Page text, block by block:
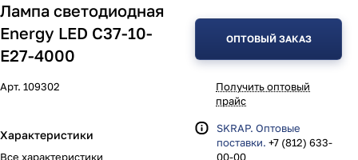
Лампа светодиодная
Energy LED С37-10-
E27-4000
Арт. 109302
Характеристики
Все характеристики
ОПТОВЫЙ ЗАКАЗ
Получить оптовый
прайс
SKRAP. Оптовые
поставки. +7 (812) 633-
00-00